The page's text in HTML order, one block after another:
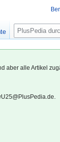
aber alle Artikel
S
u
c
e